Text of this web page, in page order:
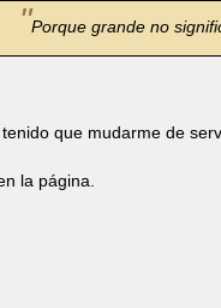
Porque grande no
que mudarme de
la página.